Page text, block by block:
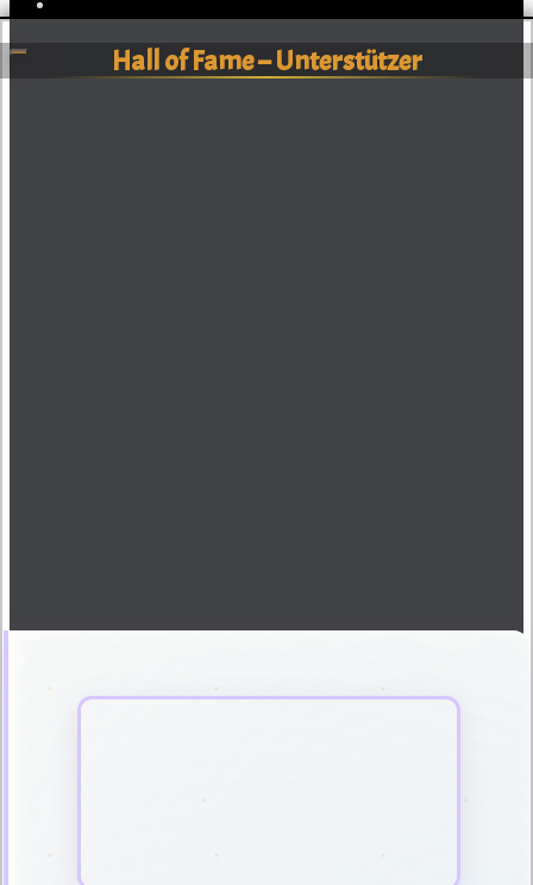
Hall of Fame – Unterstützer